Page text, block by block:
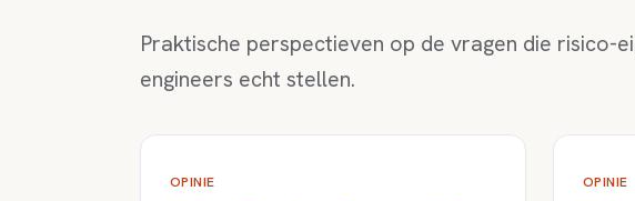
Praktische perspectieven op de vragen die risico-
engineers echt stellen.
OPINIE OPINIE